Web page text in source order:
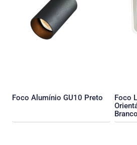
Foco Alumínio GU10 Preto
Foco
Branco